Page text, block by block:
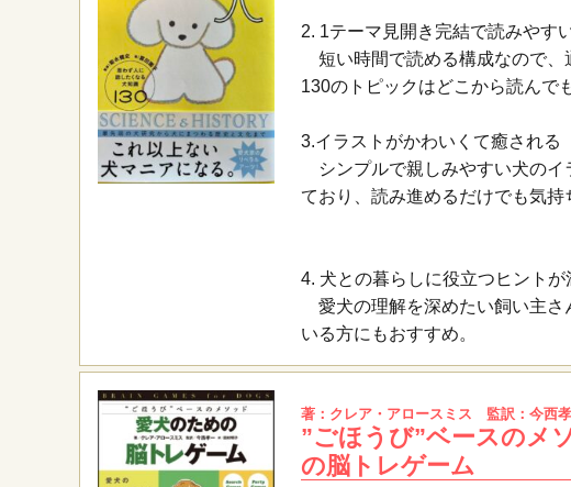
2. 1テーマ見開き完結で読みやす
短い時間で読める構成なので、
130のトピックはどこから読んで
3.イラストがかわいくて癒される
シンプルで親しみやすい犬のイ
ており、読み進めるだけでも気持
4. 犬との暮らしに役立つヒントが
愛犬の理解を深めたい飼い主さ
いる方にもおすすめ。
著：クレア・アロースミス 監訳：今西
”ごほうび”ベースの
の脳トレゲーム